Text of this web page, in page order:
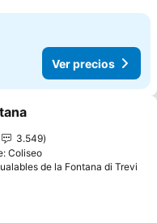
Ver precios
a favoritos
3.549
Coliseo
de la Fontana di Trevi